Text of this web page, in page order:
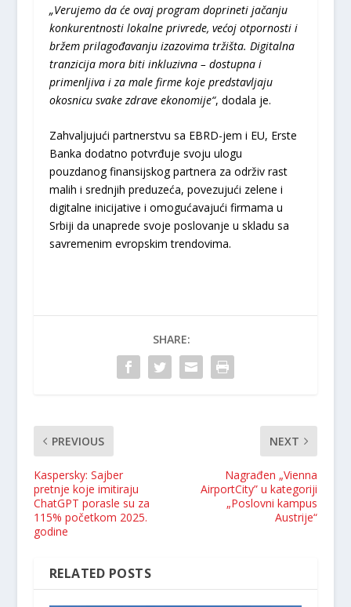
„Verujemo da će ovaj program doprineti jačanju
konkurentnosti lokalne privrede, većoj otpornosti i
bržem prilagođavanju izazovima tržišta. Digitalna
tranzicija mora biti inkluzivna – dostupna i
primenljiva i za male firme koje predstavljaju
okosnicu svake zdrave ekonomije“, dodala je.
Zahvaljujući partnerstvu sa EBRD-jem i EU, Erste
Banka dodatno potvrđuje svoju ulogu
pouzdanog finansijskog partnera za održiv rast
malih i srednjih preduzeća, povezujući zelene i
digitalne inicijative i omogućavajući firmama u
Srbiji da unaprede svoje poslovanje u skladu sa
savremenim evropskim trendovima.
SHARE:
PREVIOUS
Kaspersky: Sajber
pretnje koje imitiraju
ChatGPT porasle su za
115% početkom 2025.
godine
NEXT
Nagrađen „Vienna
AirportCity” u kategoriji
„Poslovni kampus
Austrije“
RELATED POSTS